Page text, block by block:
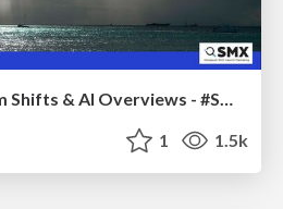
Navigating Algorithm Shifts & AI Overviews - #SMXNext
1 1.5k